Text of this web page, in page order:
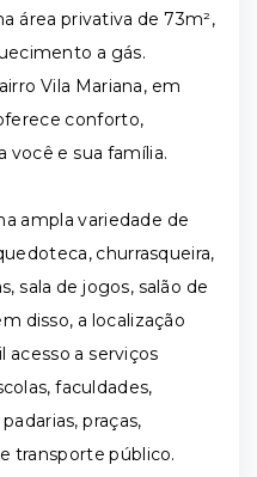
área privativa de 73m²,
a gás.
Vila Mariana, em
conforto,
você e sua família.
ampla variedade de
churrasqueira,
sala de jogos, salão de
disso, a localização
acesso a serviços
faculdades,
praças,
transporte público.